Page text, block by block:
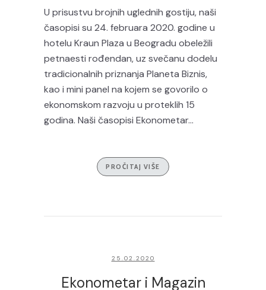
U prisustvu brojnih uglednih gostiju, naši
časopisi su 24. februara 2020. godine u
hotelu Kraun Plaza u Beogradu obeležili
petnaesti rođendan, uz svečanu dodelu
tradicionalnih priznanja Planeta Biznis,
kao i mini panel na kojem se govorilo o
ekonomskom razvoju u proteklih 15
godina. Naši časopisi Ekonometar...
PROČITAJ VIŠE
25.02.2020
Ekonometar i Magazin